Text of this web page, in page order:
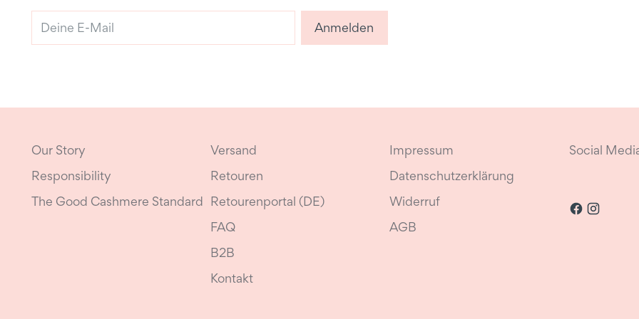
E-
Anmelden
Our Story
Responsibility
The Good Cashmere Standard
Versand
Retouren
Retourenportal (DE)
FAQ
B2B
Kontakt
Impressum
Datenschutzerklärung
Widerruf
AGB
Social